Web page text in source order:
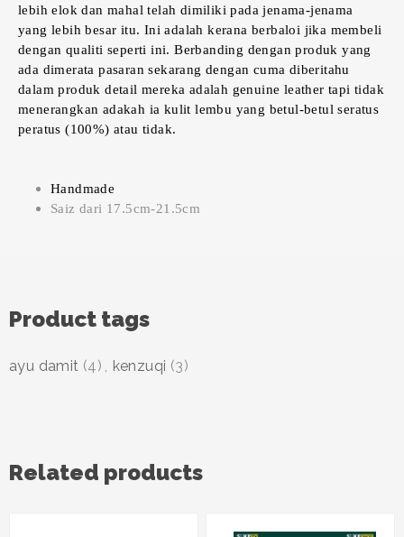
lebih elok dan mahal telah dimiliki pada jenama-jenama
yang lebih besar itu. Ini adalah kerana berbaloi jika membeli
dengan qualiti seperti ini. Berbanding dengan produk yang
ada dimerata pasaran sekarang dengan cuma diberitahu
dalam produk detail mereka adalah genuine leather tapi tidak
menerangkan adakah ia kulit lembu yang betul-betul seratus
peratus (100%) atau tidak.
Handmade
Saiz dari 17.5cm-21.5cm
Product tags
ayu damit (4) , kenzuqi (3)
Related products